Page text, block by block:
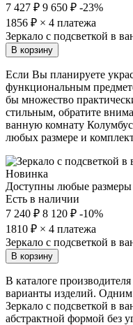
7 427 ₽ 9 650 ₽ -23%
1856 ₽ × 4 платежа
Зеркало с подсветкой в
В корзину
Если Вы планируете
функциональным
бы множество
стильным, обратите
ванную комнату
любых размере и
Новинка
Доступны любые размеры
Есть в наличии
7 240 ₽ 8 120 ₽ -10%
1810 ₽ × 4 платежа
Зеркало с подсветкой в
В корзину
В каталоге
варианты изделий.
Зеркало с подсветкой в
абстрактной формой без